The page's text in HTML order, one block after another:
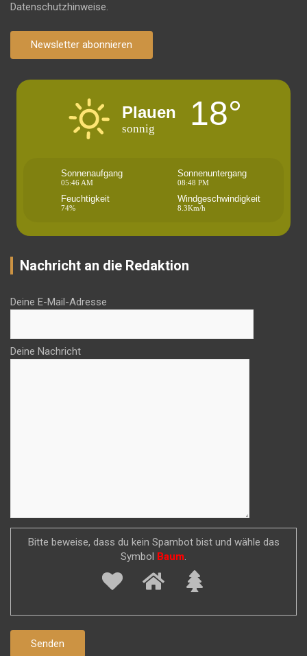
Datenschutzhinweise.
Newsletter abonnieren
Plauen
sonnig 18°
Sonnenaufgang
05:46 AM
Sonnenuntergang
08:48 PM
Feuchtigkeit
74%
Windgeschwindigkeit
8.3Km/h
Nachricht an die Redaktion
Deine E-Mail-Adresse
Deine Nachricht
Bitte beweise, dass du kein Spambot bist und wähle das
Symbol
Baum.